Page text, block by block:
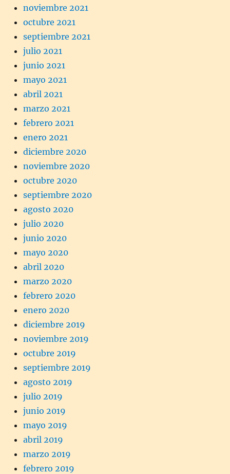
noviembre 2021
octubre 2021
septiembre 2021
julio 2021
junio 2021
mayo 2021
abril 2021
marzo 2021
febrero 2021
enero 2021
diciembre 2020
noviembre 2020
octubre 2020
septiembre 2020
agosto 2020
julio 2020
junio 2020
mayo 2020
abril 2020
marzo 2020
febrero 2020
enero 2020
diciembre 2019
noviembre 2019
octubre 2019
septiembre 2019
agosto 2019
julio 2019
junio 2019
mayo 2019
abril 2019
marzo 2019
febrero 2019